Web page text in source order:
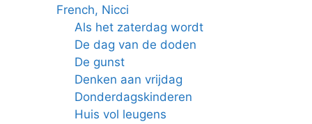
French, Nicci
Als het zaterdag wordt
De dag van de doden
De gunst
Denken aan vrijdag
Donderdagskinderen
Huis vol leugens